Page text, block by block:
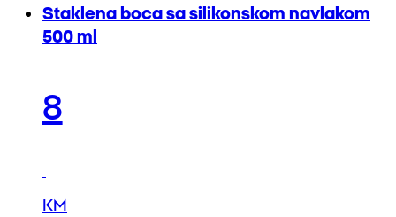
Staklena boca sa silikonskom navlakom
500 ml
8
KM